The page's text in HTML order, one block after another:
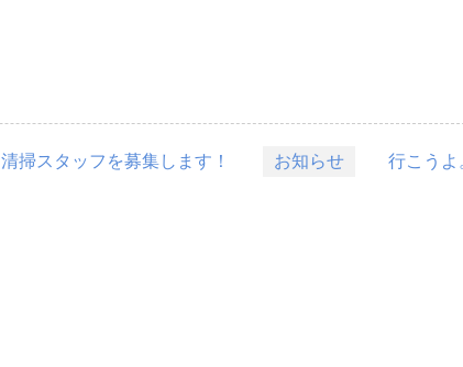
清掃スタッフを募集します！ お知らせ 行こうよ